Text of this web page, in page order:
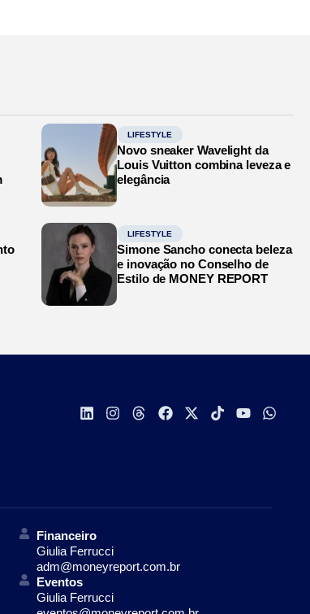
LIFESTYLE
Novo sneaker Wavelight da
Louis Vuitton combina leveza e
elegância
LIFESTYLE
Simone Sancho conecta beleza
e inovação no Conselho de
Estilo de MONEY REPORT
Financeiro
Giulia Ferrucci
adm@moneyreport.com.br
Eventos
Giulia Ferrucci